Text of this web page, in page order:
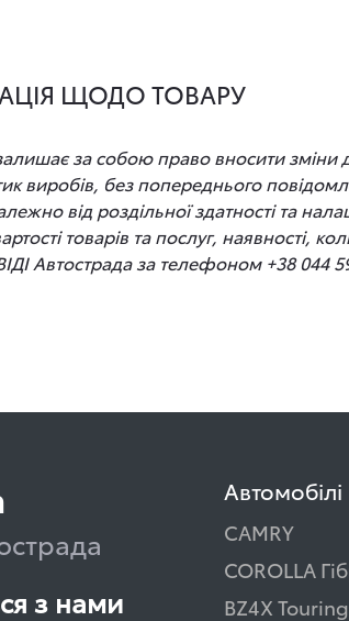
ЩОДО ТОВАРУ
за собою право вносити зміни
виробів, без попереднього
від роздільної здатності та
товарів та послуг, наявності,
Автострада за телефоном +38 044
з нами
Автомобілі
CAMRY
COROLLA
BZ4X Touring